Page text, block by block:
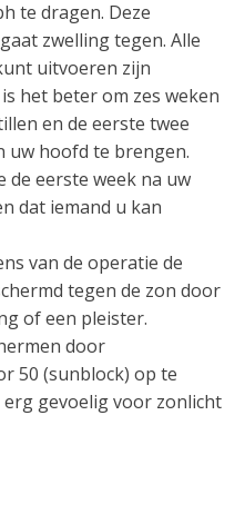
te dragen. Deze
zwelling tegen. Alle
uitvoeren zijn
het beter om zes weken
en de eerste twee
uw hoofd te brengen.
de eerste week na uw
dat iemand u kan
van de operatie de
tegen de zon door
of een pleister.
door
50 (sunblock) op te
gevoelig voor zonlicht